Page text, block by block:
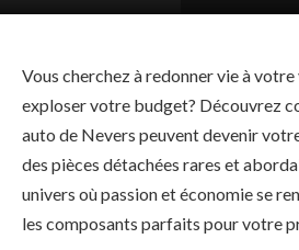
Vous cherchez à redonner vie à
exploser votre budget? Découvrez
auto de Nevers peuvent devenir
des pièces détachées rares et
univers où passion et économie se
les composants parfaits pour votre